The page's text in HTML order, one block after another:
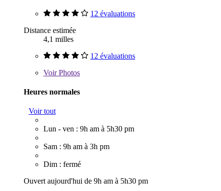
12 évaluations
Distance estimée
4,1 milles
12 évaluations
VoirPhotos
Heures normales
Voir tout
Lun - ven : 9h am à 5h30 pm
Sam : 9h am à 3h pm
Dim : fermé
Ouvert aujourd'hui de 9h am à 5h30 pm